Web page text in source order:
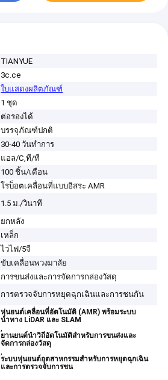
TIANYUE
3c.ce
ใบแสดงผลิตภัณฑ์
1 ชุด
ต่อรองได้
บรรจุภัณฑ์ปกติ
30-40 วันทำการ
แอล/C,ที/ที
100 ชิ้น/เดือน
โรบ็อตเคลื่อนที่แบบอิสระ AMR
1.5 ม./วินาที
ยกหลัง
เหล็ก
ไวไฟ/5จี
ขับเคลื่อนพวงมาลัย
การขนส่งและการจัดการกล่องวัสดุ
การตรวจจับการหยุดฉุกเฉินและการชนกัน
หุ่นยนต์เคลื่อนที่อัตโนมัติ (AMR) พร้อมระบบ
นำทาง LiDAR และ SLAM
,
ยานยนต์นำวิถีอัตโนมัติสำหรับการขนส่งและ
จัดการกล่องวัสดุ
,
ระบบหุ่นยนต์อุตสาหกรรมสำหรับการหยุดฉุกเฉิน
และการตรวจจับการชน